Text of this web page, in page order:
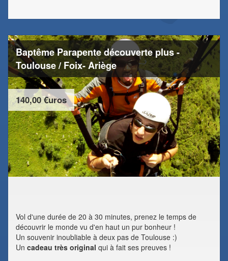
Baptême Parapente découverte plus -
Toulouse / Foix- Ariège
140,00 €uros
Vol d'une durée de 20 à 30 minutes, prenez le temps de
découvrir le monde vu d'en haut un pur bonheur !
Un souvenir inoubliable à deux pas de Toulouse :)
Un cadeau très original qui à fait ses preuves !